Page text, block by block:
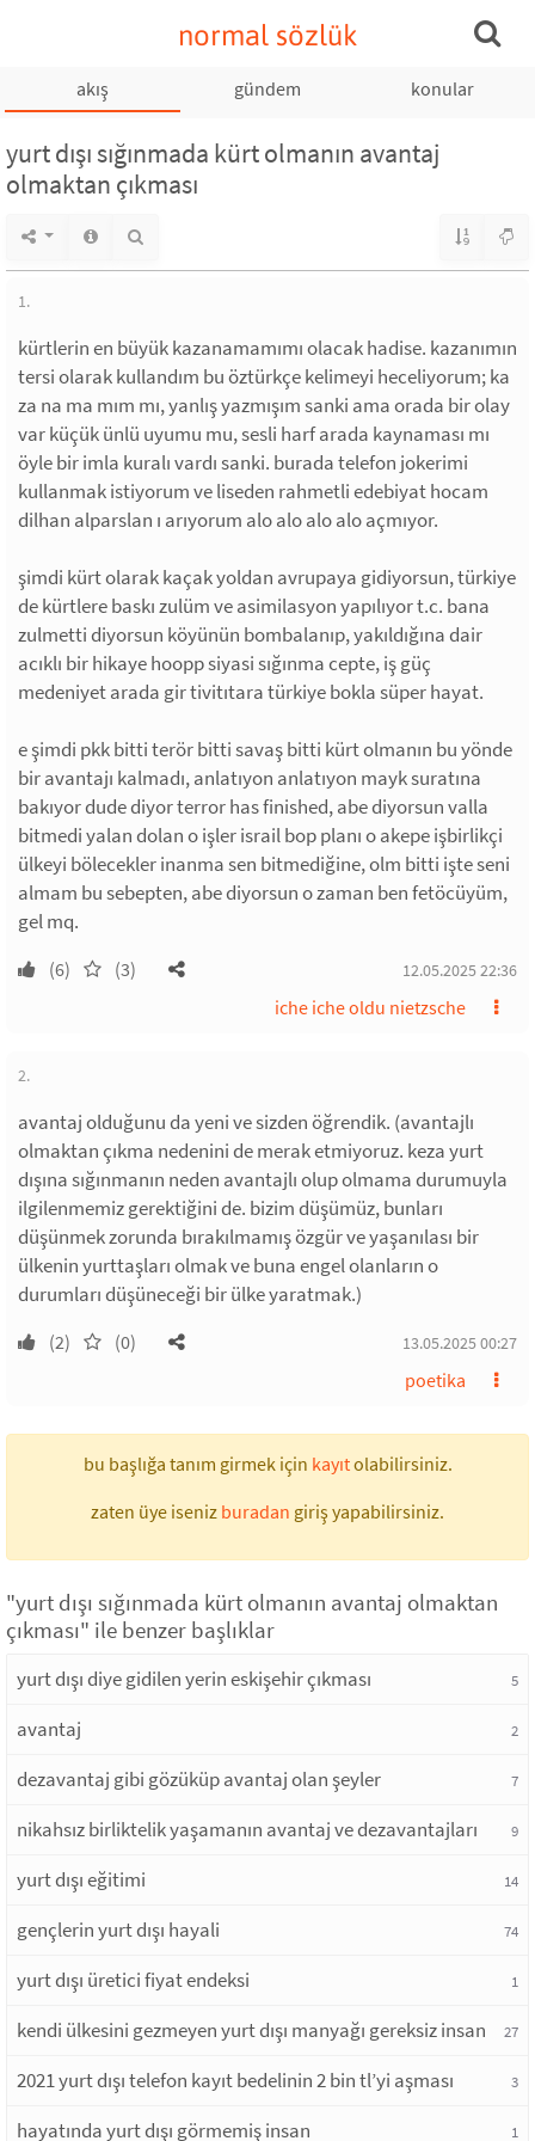
normal sözlük
akış gündem konular
yurt dışı sığınmada kürt olmanın avantaj
olmaktan çıkması
1.
kürtlerin en büyük kazanamamımı olacak hadise. kazanımın
tersi olarak kullandım bu öztürkçe kelimeyi heceliyorum; ka
za na ma mım mı, yanlış yazmışım sanki ama orada bir olay
var küçük ünlü uyumu mu, sesli harf arada kaynaması mı
öyle bir imla kuralı vardı sanki. burada telefon jokerimi
kullanmak istiyorum ve liseden rahmetli edebiyat hocam
dilhan alparslan ı arıyorum alo alo alo alo açmıyor.
şimdi kürt olarak kaçak yoldan avrupaya gidiyorsun, türkiye
de kürtlere baskı zulüm ve asimilasyon yapılıyor t.c. bana
zulmetti diyorsun köyünün bombalanıp, yakıldığına dair
acıklı bir hikaye hoopp siyasi sığınma cepte, iş güç
medeniyet arada gir tivitıtara türkiye bokla süper hayat.
e şimdi pkk bitti terör bitti savaş bitti kürt olmanın bu yönde
bir avantajı kalmadı, anlatıyon anlatıyon mayk suratına
bakıyor dude diyor terror has finished, abe diyorsun valla
bitmedi yalan dolan o işler israil bop planı o akepe işbirlikçi
ülkeyi bölecekler inanma sen bitmediğine, olm bitti işte seni
almam bu sebepten, abe diyorsun o zaman ben fetöcüyüm,
gel mq.
(6) (3) 12.05.2025 22:36
iche iche oldu nietzsche
2.
avantaj olduğunu da yeni ve sizden öğrendik. (avantajlı
olmaktan çıkma nedenini de merak etmiyoruz. keza yurt
dışına sığınmanın neden avantajlı olup olmama durumuyla
ilgilenmemiz gerektiğini de. bizim düşümüz, bunları
düşünmek zorunda bırakılmamış özgür ve yaşanılası bir
ülkenin yurttaşları olmak ve buna engel olanların o
durumları düşüneceği bir ülke yaratmak.)
(2) (0) 13.05.2025 00:27
poetika
bu başlığa tanım girmek için kayıtolabilirsiniz.
zaten üye iseniz buradan giriş yapabilirsiniz.
"yurt dışı sığınmada kürt olmanın avantaj olmaktan
çıkması" ile benzer başlıklar
yurt dışı diye gidilen yerin eskişehir çıkması 5
avantaj 2
dezavantaj gibi gözüküp avantaj olan şeyler 7
nikahsız birliktelik yaşamanın avantaj ve dezavantajları 9
yurt dışı eğitimi 14
gençlerin yurt dışı hayali 74
yurt dışı üretici fiyat endeksi 1
kendi ülkesini gezmeyen yurt dışı manyağı gereksiz insan 27
2021 yurt dışı telefon kayıt bedelinin 2 bin tl’yi aşması 3
hayatında yurt dışı görmemiş insan 1